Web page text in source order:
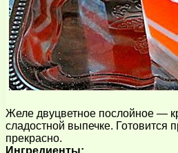
Желе двуцветное послойное —
сладостной выпечке. Готовится
прекрасно.
Ингредиенты: